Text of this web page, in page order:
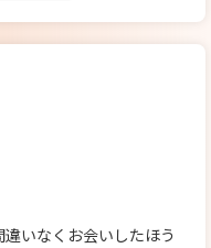
が個人的に大ヒット
ままフィニッシュとな
だいたのも、とても気
見せてくれるので、ま
から」ということりさ
だきました。
いなくお会いしたほう